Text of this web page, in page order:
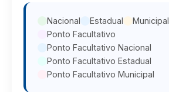
Nacional Estadual
Municipal
Ponto Facultativo
Ponto Facultativo Nacional
Ponto Facultativo Estadual
Ponto Facultativo Municipal